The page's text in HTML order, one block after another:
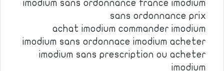
imodium sans ordonnance france imodium
sans ordonnance prix
achat imodium commander imodium
imodium sans ordonnace imodium acheter
imodium sans prescription ou acheter
imodium